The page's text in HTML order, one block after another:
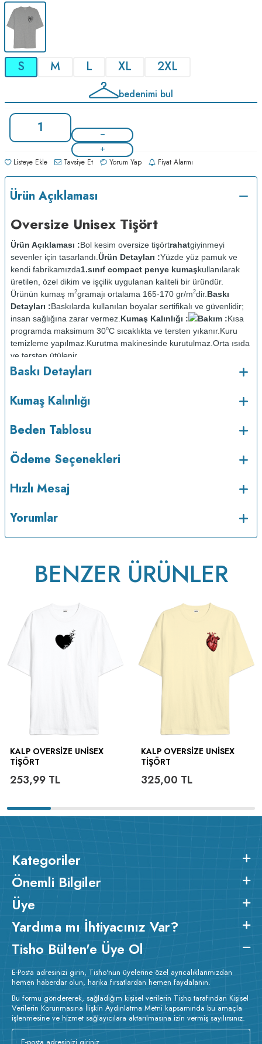
S M L XL 2XL
bedenimi bul
Listeye Ekle Tavsiye Et Yorum Yap Fiyat Alarmı
Ürün Açıklaması
Oversize Unisex Tişört
Ürün Açıklaması :Bol kesim oversize tişörtrahatgiyinmeyi
sevenler için tasarlandı. Ürün Detayları :Yüzde yüz pamuk ve
kendi fabrikamızda1.sınıf compact penye kumaşkullanılarak
üretilen, özel dikim ve işçilik uygulanan kaliteli bir üründür.
Ürünün kumaş m2gramajı ortalama 165-170 gr/m2dir. Baskı
Detayları :Baskılarda kullanılan boyalar sertifikalı ve güvenlidir;
insan sağlığına zarar vermez. Kumaş Kalınlığı : Bakım :Kısa
programda maksimum 30oC sıcaklıkta ve tersten yıkanır. Kuru
temizleme yapılmaz. Kurutma makinesinde kurutulmaz. Orta ısıda
ve tersten ütülenir.
Baskı Detayları
Kumaş Kalınlığı
Beden Tablosu
Ödeme Seçenekleri
Hızlı Mesaj
Yorumlar
BENZER ÜRÜNLER
KALP OVERSIZE UNISEX
TIŞÖRT
253,99 TL
KALP OVERSIZE UNISEX
TIŞÖRT
325,00 TL
Kategoriler
Önemli Bilgiler
Üye
Yardıma mı İhtiyacınız Var?
Tisho Bülten'e Üye Ol
E-Posta adresinizi girin, Tisho'nun üyelerine özel ayrıcalıklarımızdan
hemen haberdar olun, harika fırsatlardan hemen faydalanın.
Bu formu göndererek, sağladığım kişisel verilerin Tisho tarafından Kişisel
Verilerin Korunmasına İlişkin Aydınlatma Metni kapsamında bu amaçla
işlenmesine ve hizmet sağlayıcılara aktarılmasına izin vermiş sayılırsınız.